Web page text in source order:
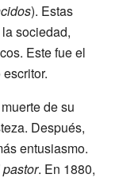
). Estas
sociedad,
Este fue el
de su
Después,
entusiasmo.
. En 1880,